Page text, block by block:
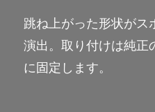
跳ね上がった形状がス
演出。取り付けは純正
に固定します。